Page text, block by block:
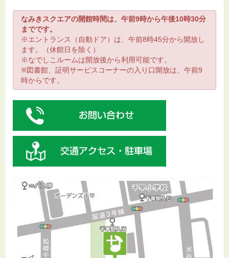
なみきスクエアの開館時間は、午前9時から午後10時30分
までです。
※エントランス（自動ドア）は、午前8時45分から開放し
ます。（休館日を除く）
※なでしこルームは開放後から利用可能です。
※図書館、証明サービスコーナーの入り口開放は、午前9
時からです。